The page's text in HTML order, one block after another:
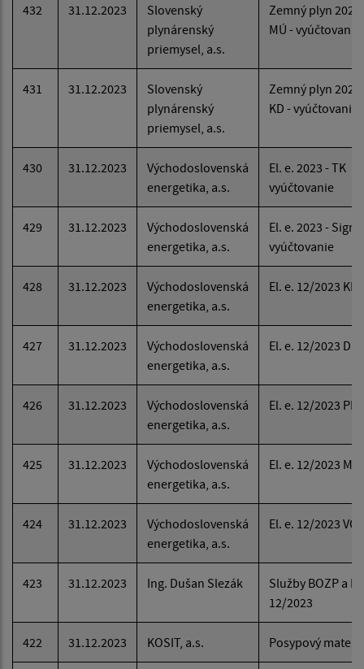
432 31.12.2023
Slovenský
plynárenský
priemysel, a.s.
Zemný plyn 2023
MÚ - vyúčtovanie
431 31.12.2023
Slovenský
plynárenský
priemysel, a.s.
Zemný plyn 2023
KD - vyúčtovanie
430 31.12.2023
Východoslovenská
energetika, a.s.
El. e. 2023 - TK
vyúčtovanie
429 31.12.2023
Východoslovenská
energetika, a.s.
El. e. 2023 -
vyúčtovanie
428 31.12.2023
Východoslovenská
energetika, a.s.
El. e. 12/2023 KD
427 31.12.2023
Východoslovenská
energetika, a.s.
El. e. 12/2023 DS
426 31.12.2023
Východoslovenská
energetika, a.s.
El. e. 12/2023 PB
425 31.12.2023
Východoslovenská
energetika, a.s.
El. e. 12/2023 MÚ
424 31.12.2023
Východoslovenská
energetika, a.s.
El. e. 12/2023 VO
423 31.12.2023 Ing. Dušan Slezák
Služby BOZP a
12/2023
422 31.12.2023 KOSIT, a.s. Posypový